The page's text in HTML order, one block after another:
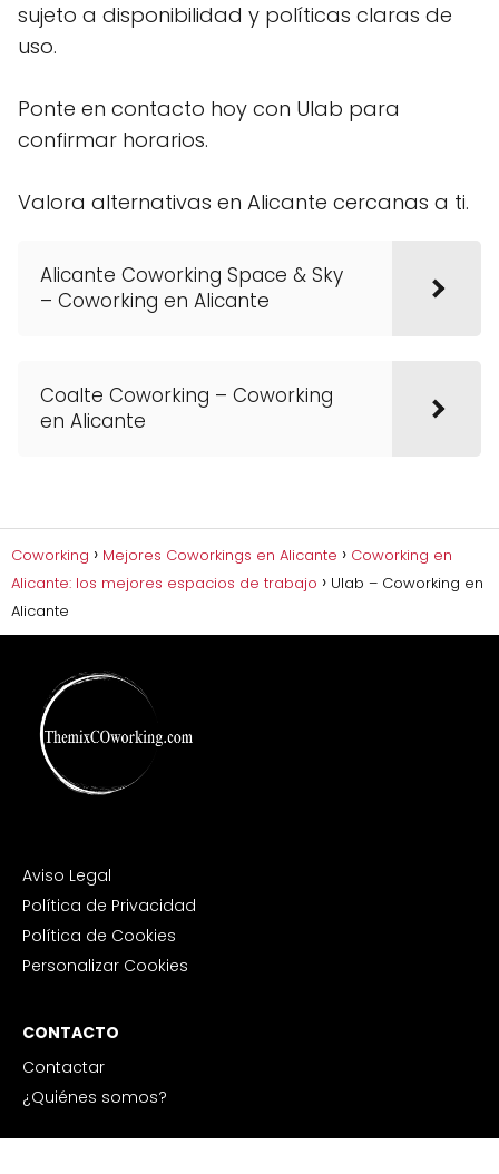
sujeto a disponibilidad y políticas claras de
uso.
Ponte en contacto hoy con Ulab para
confirmar horarios.
Valora alternativas en Alicante cercanas a ti.
Alicante Coworking Space & Sky
– Coworking en Alicante
Coalte Coworking – Coworking
en Alicante
Coworking Mejores Coworkings en Alicante
Coworking en
Alicante: los mejores espacios de trabajo
Ulab – Coworking en
Alicante
Aviso Legal
Política de Privacidad
Política de Cookies
Personalizar Cookies
CONTACTO
Contactar
¿Quiénes somos?